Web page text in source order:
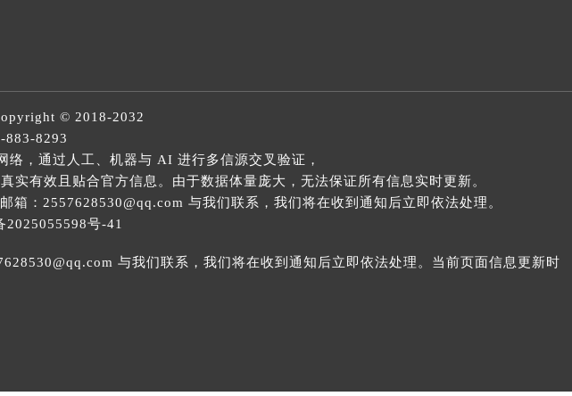
© 2018-2032
883-8293
，通过人工、机器与 AI 进行多信源交叉验证，
有效且贴合官方信息。由于数据体量庞大，无法保证所有信息实时更新。
：2557628530@qq.com 与我们联系，我们将在收到通知后立即依法处理。
2025055598号-41
与我们联系，我们将在收到通知后立即依法处理。当前页面信息更新时